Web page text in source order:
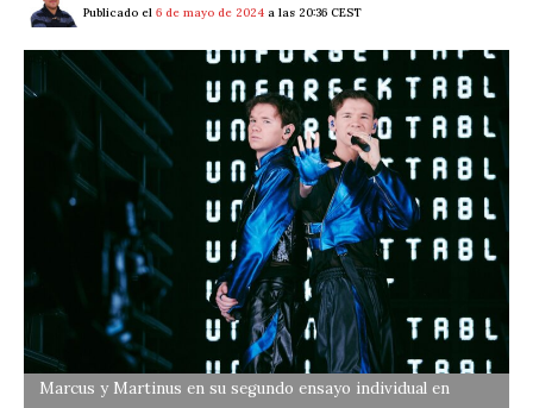
Publicado el 6 de mayo de 2024 a las 20:36 CEST
Marcus y Martinus en su segundo ensayo individual en